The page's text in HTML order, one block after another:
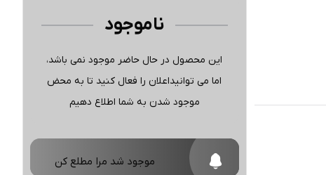
ناموجود
این محصول در حال حاضر موجود نمی باشد،
اما می توانیداعلان را فعال کنید تا به محض
موجود شدن به شما اطلاع دهیم
موجود شد مرا مطلع کن